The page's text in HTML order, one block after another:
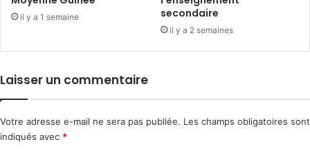
il y a 1 semaine
secondaire
il y a 2 semaines
Laisser un commentaire
Votre adresse e-mail ne sera pas publiée. Les champs obligatoires sont
indiqués avec *